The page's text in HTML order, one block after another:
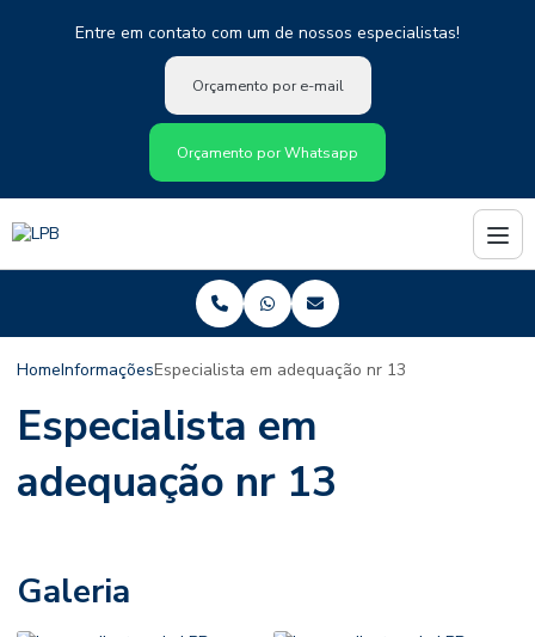
Entre em contato com um de nossos especialistas!
Orçamento por e-mail
Orçamento por Whatsapp
HomeInformaçõesEspecialista em adequação nr 13
Especialista em
adequação nr 13
Galeria